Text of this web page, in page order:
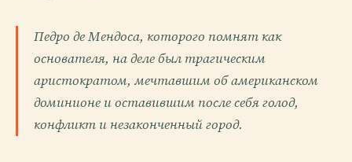
Педро де Мендоса, которого помнят как
основателя, на деле был трагическим
аристократом, мечтавшим об американском
доминионе и оставившим после себя голод,
конфликт и незаконченный город.